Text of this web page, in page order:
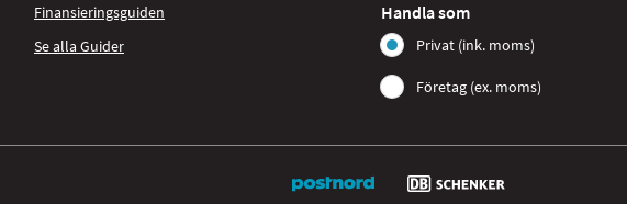
Finansieringsguiden
Se alla Guider
Handla som
Privat (ink. moms)
Företag (ex. moms)